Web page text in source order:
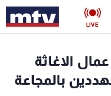
LIVE
الاغاثة
بالمجاعة